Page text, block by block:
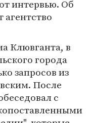
интервью. Об
агентство
Клювганта, в
города
запросов из
После
с